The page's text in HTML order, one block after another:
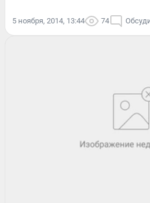
5 ноября, 2014, 13:44 74